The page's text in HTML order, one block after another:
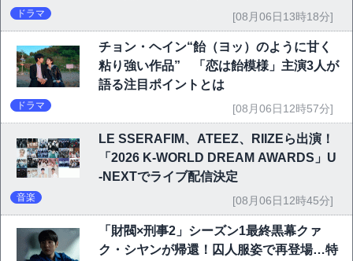
ドラマ [08月06日13時18分]
チョン・ヘイン“飴（ヨッ）のように甘く
粘り強い作品” 「恋は飴模様」主演3人が
語る注目ポイントとは
ドラマ [08月06日12時57分]
LE SSERAFIM、ATEEZ、RIIZEら出演！
「2026 K-WORLD DREAM AWARDS」U
-NEXTでライブ配信決定
音楽 [08月06日12時45分]
「財閥×刑事2」シーズン1最終黒幕クァ
ク・シヤンが帰還！囚人服姿で再登場…特